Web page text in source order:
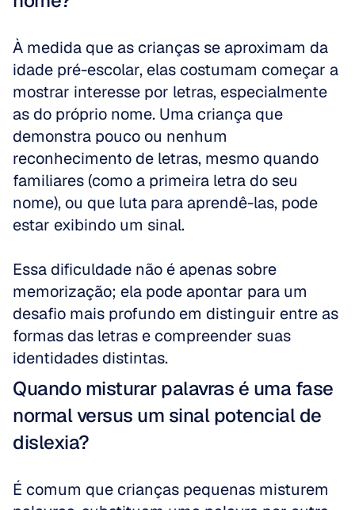
À medida que as crianças se aproximam da
idade pré-escolar, elas costumam começar a
mostrar interesse por letras, especialmente
as do próprio nome. Uma criança que
demonstra pouco ou nenhum
reconhecimento de letras, mesmo quando
familiares (como a primeira letra do seu
nome), ou que luta para aprendê-las, pode
estar exibindo um sinal.
Essa dificuldade não é apenas sobre
memorização; ela pode apontar para um
desafio mais profundo em distinguir entre as
formas das letras e compreender suas
identidades distintas.
Quando misturar palavras é uma fase
normal versus um sinal potencial de
dislexia?
É comum que crianças pequenas misturem